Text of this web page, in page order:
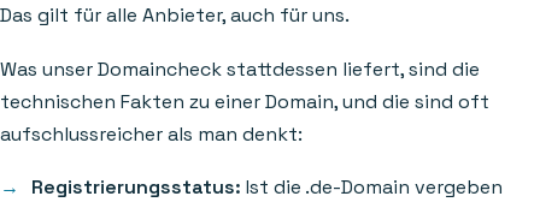
Das gilt für alle Anbieter, auch für uns.
Was unser Domaincheck stattdessen liefert, sind die
technischen Fakten zu einer Domain, und die sind oft
aufschlussreicher als man denkt:
Registrierungsstatus: Ist die .de-Domain vergeben